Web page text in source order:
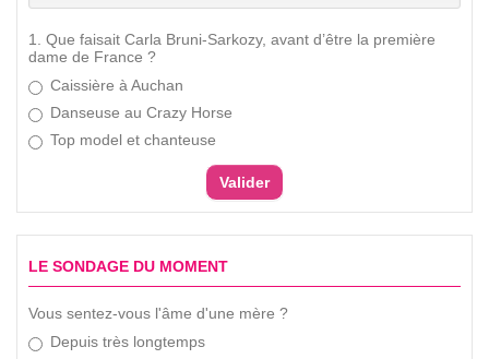
1. Que faisait Carla Bruni-Sarkozy, avant d’être la première
dame de France ?
Caissière à Auchan
Danseuse au Crazy Horse
Top model et chanteuse
LE SONDAGE DU MOMENT
Vous sentez-vous l'âme d'une mère ?
Depuis très longtemps